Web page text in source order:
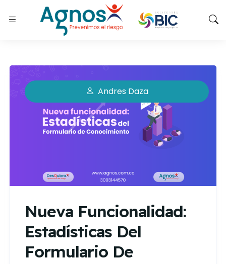
Nueva Funcionalidad:
Estadísticas Del
Formulario De
Andres Daza